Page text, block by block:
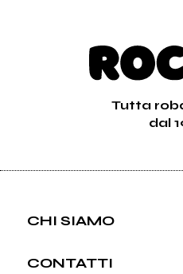
Tutta
dal
CHI SIAMO
CONTATTI